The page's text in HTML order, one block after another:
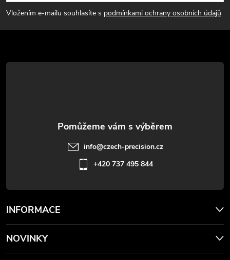
p
a
t
Vložením e-mailu souhlasíte s podmínkami ochrany osobních údajů
INFORMACE
NOVINKY
info@czech-precision.cz
+420 737 495 844